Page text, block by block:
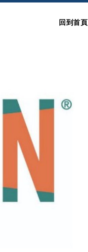
回到首頁